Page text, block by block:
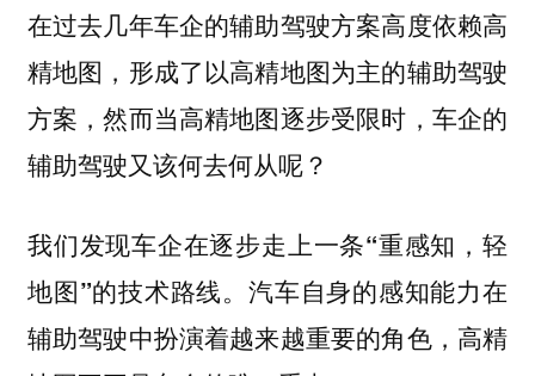
在过去几年车企的辅助驾驶方案高度依赖高
精地图，形成了以高精地图为主的辅助驾驶
方案，然而当高精地图逐步受限时，车企的
辅助驾驶又该何去何从呢？
我们发现车企在逐步走上一条“重感知，轻
地图”的技术路线。汽车自身的感知能力在
辅助驾驶中扮演着越来越重要的角色，高精